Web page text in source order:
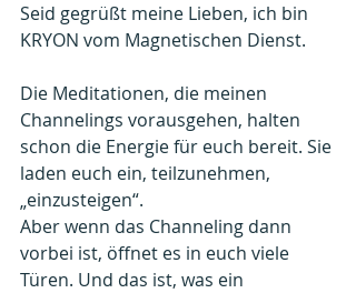
Seid gegrüßt meine Lieben, ich bin
KRYON vom Magnetischen Dienst.
Die Meditationen, die meinen
Channelings vorausgehen, halten
schon die Energie für euch bereit. Sie
laden euch ein, teilzunehmen,
„einzusteigen“.
Aber wenn das Channeling dann
vorbei ist, öffnet es in euch viele
Türen. Und das ist, was ein